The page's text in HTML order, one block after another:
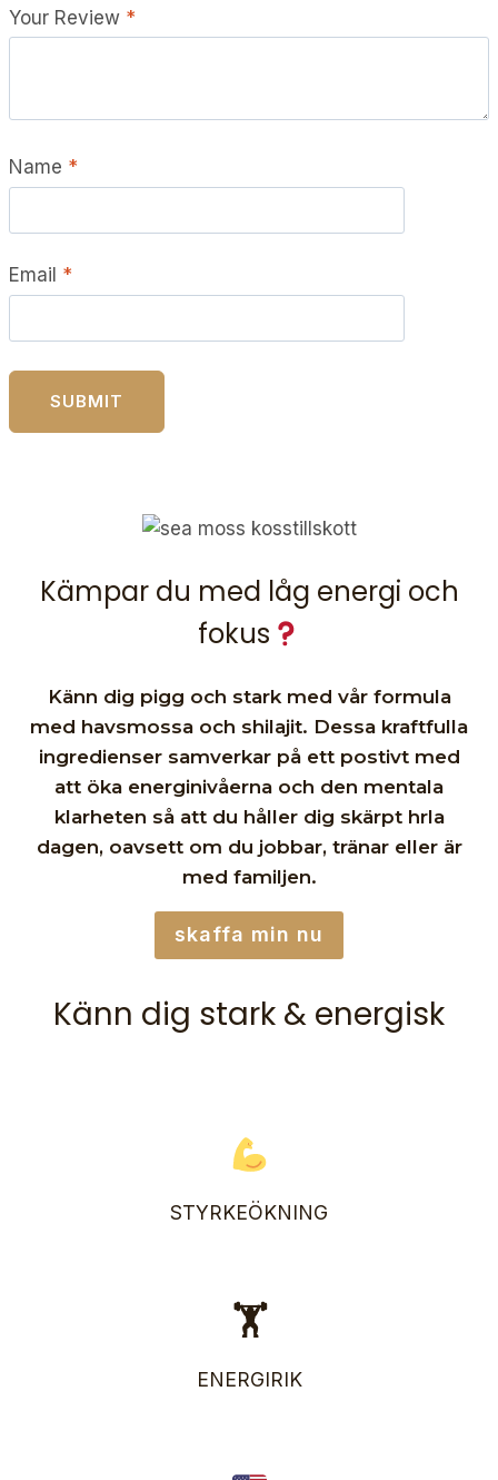
Your Review *
Name *
Email *
Kämpar du med låg energi och
fokus
Känn dig pigg och stark med vår formula
med havsmossa och shilajit. Dessa kraftfulla
ingredienser samverkar på ett postivt med
att öka energinivåerna och den mentala
klarheten så att du håller dig skärpt hrla
dagen, oavsett om du jobbar, tränar eller är
med familjen.
skaffa min nu
Känn dig stark & energisk
STYRKEÖKNING
🏋️
ENERGIRIK